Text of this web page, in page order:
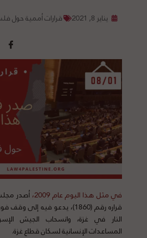
يناير 8, 2021 قرارات أممية حول
في مثل هذا اليوم عام 2009،
أصدر
قراره رقم (1860)، يدعو فيه إلى
النار في غزة، وانسحاب الجيش
المساعدات الإنسانية لسكان قطاع غزة.